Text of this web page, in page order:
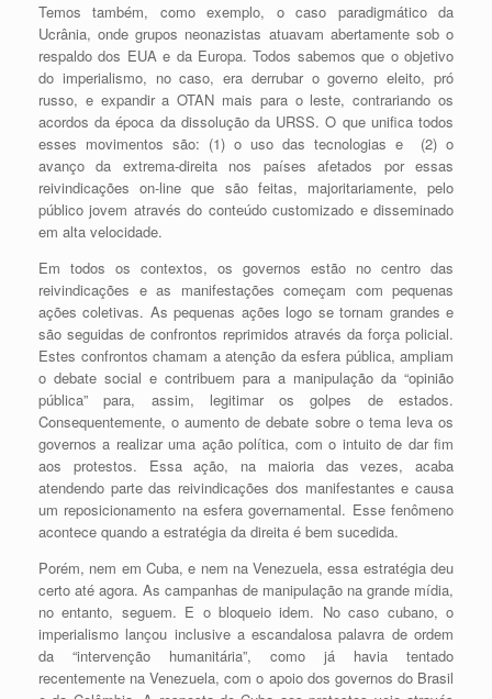
Temos também, como exemplo, o caso paradigmático da
Ucrânia, onde grupos neonazistas atuavam abertamente sob o
respaldo dos EUA e da Europa. Todos sabemos que o objetivo
do imperialismo, no caso, era derrubar o governo eleito, pró
russo, e expandir a OTAN mais para o leste, contrariando os
acordos da época da dissolução da URSS. O que unifica todos
esses movimentos são: (1) o uso das tecnologias e (2) o
avanço da extrema-direita nos países afetados por essas
reivindicações on-line que são feitas, majoritariamente, pelo
público jovem através do conteúdo customizado e disseminado
em alta velocidade.
Em todos os contextos, os governos estão no centro das
reivindicações e as manifestações começam com pequenas
ações coletivas. As pequenas ações logo se tornam grandes e
são seguidas de confrontos reprimidos através da força policial.
Estes confrontos chamam a atenção da esfera pública, ampliam
o debate social e contribuem para a manipulação da “opinião
pública” para, assim, legitimar os golpes de estados.
Consequentemente, o aumento de debate sobre o tema leva os
governos a realizar uma ação política, com o intuito de dar fim
aos protestos. Essa ação, na maioria das vezes, acaba
atendendo parte das reivindicações dos manifestantes e causa
um reposicionamento na esfera governamental. Esse fenômeno
acontece quando a estratégia da direita é bem sucedida.
Porém, nem em Cuba, e nem na Venezuela, essa estratégia deu
certo até agora. As campanhas de manipulação na grande mídia,
no entanto, seguem. E o bloqueio idem. No caso cubano, o
imperialismo lançou inclusive a escandalosa palavra de ordem
da “intervenção humanitária”, como já havia tentado
recentemente na Venezuela, com o apoio dos governos do Brasil